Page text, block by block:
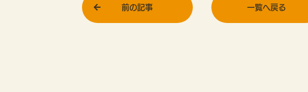
前の記事 一覧へ戻る